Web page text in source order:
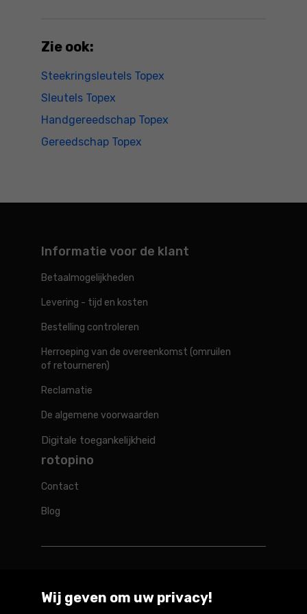
Zie ook:
Steekringsleutels Topex
Sleutels Topex
Handgereedschap Topex
Gereedschap Topex
Informatie voor de klant
Betaalmogelijkheden
Levering - tijd en kosten
Bestelling controleren
Herroeping van de overeenkomst (omruilen
of retourneren)
Reclamatie
De algemene voorwaarden
Digitale toegankelijkheid
rotopino
Contact
Blog
Wij geven om uw privacy!